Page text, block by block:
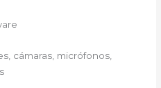
cámaras, micrófonos,